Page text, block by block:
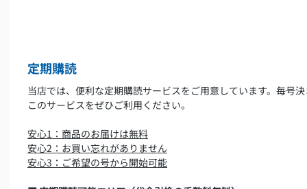
定期購読
当店では、便利な定期購読サービスをご用意しています。毎号
このサービスをぜひご利用ください。
安心1：商品のお届けは無料
安心2：お買い忘れがありません
安心3：ご希望の号から開始可能